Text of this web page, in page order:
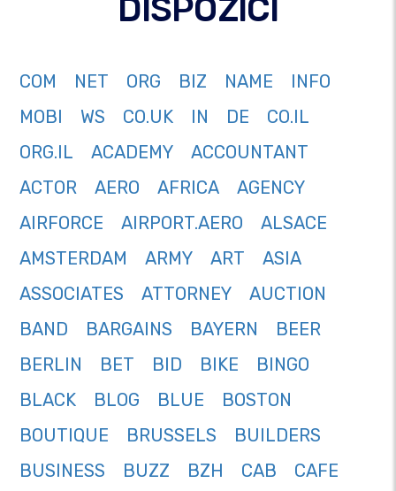
DISPOZICI
COM NET ORG BIZ NAME
INFO
MOBI
WS CO.UK IN DE
CO.IL
ORG.IL
ACADEMY
ACCOUNTANT
ACTOR
AERO AFRICA
AGENCY
AIRFORCE
AIRPORT.AERO
ALSACE
AMSTERDAM
ARMY ART
ASIA
ASSOCIATES
ATTORNEY
AUCTION
BAND
BARGAINS BAYERN
BEER
BERLIN
BET BID BIKE
BINGO
BLACK
BLOG BLUE
BOSTON
BOUTIQUE
BRUSSELS
BUILDERS
BUSINESS
BUZZ BZH CAB
CAFE